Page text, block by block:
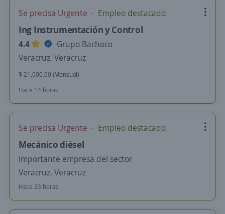
Se precisa Urgente Empleo destacado
Ing Instrumentación y Control
4.4
Grupo Bachoco
Veracruz, Veracruz
$ 21,000.00 (Mensual)
Hace 14 horas
Se precisa Urgente Empleo destacado
Mecánico diésel
Importante empresa del sector
Veracruz, Veracruz
Hace 23 horas